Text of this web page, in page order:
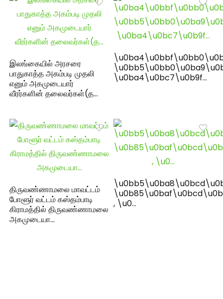
இலங்கையில் அரசரை
பாதுகாத்த அகம்படி முதலி
எனும் அகமுடையார்
வீரர்களின் தலைவர்கள்(த…
\u0ba4\u0bc7\u0b9f…
திருவண்ணாமலை மாவட்டம்
போளூர் வட்டம் கஸ்தம்பாடி
கிராமத்தில் திருவண்ணாமலை
அகமுடையா…
, \u0…